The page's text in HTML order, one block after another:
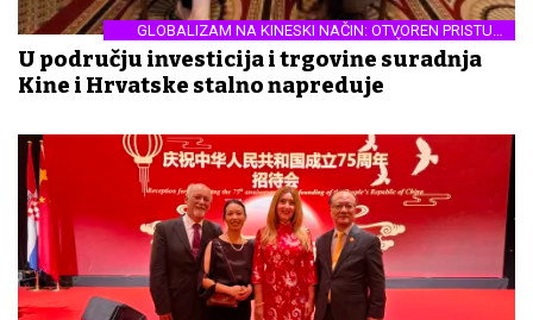
GLOBALIZAM NA KINESKI NAČIN: OTVOREN PRISTUP I
STRATEŠKA ULAGANJA
U području investicija i trgovine suradnja
Kine i Hrvatske stalno napreduje